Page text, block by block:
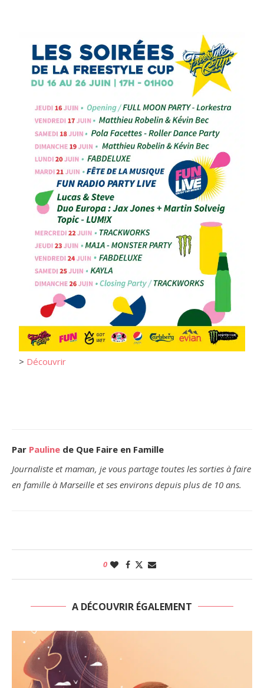
> Découvrir
Par Pauline de Que Faire en Famille
Journaliste et maman, je vous partage toutes les sorties à faire
en famille à Marseille et ses environs depuis plus de 10 ans.
0
A DÉCOUVRIR ÉGALEMENT